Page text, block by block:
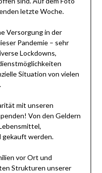
letzte Woche.
Versorgung in der
Pandemie – sehr
Lockdowns,
Situation von vielen
mit unseren
Von den Geldern
gekauft werden.
vor Ort und
Strukturen unserer